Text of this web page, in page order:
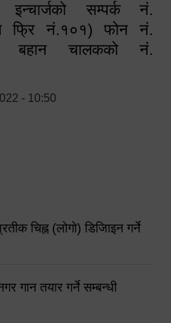
इन्चार्जको सम्पर्क नं.
फ्रि नं.१०१) फोन नं.
बहान चालकको नं.
- 10:50
चिह्न (लोगो) डिजिाइन गर्ने
गान तयार गर्ने सम्बन्धी